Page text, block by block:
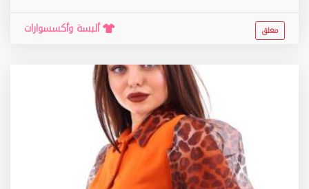
ألبسة وأكسسوارات مغلق